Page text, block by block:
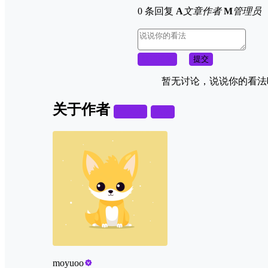
0 条回复 A文章作者 M管理员
提交
暂无讨论，说说你的看
关于作者
moyuoo